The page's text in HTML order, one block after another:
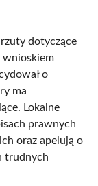
dotyczące
wnioskiem
o
ma
Lokalne
prawnych
oraz apelują o
trudnych